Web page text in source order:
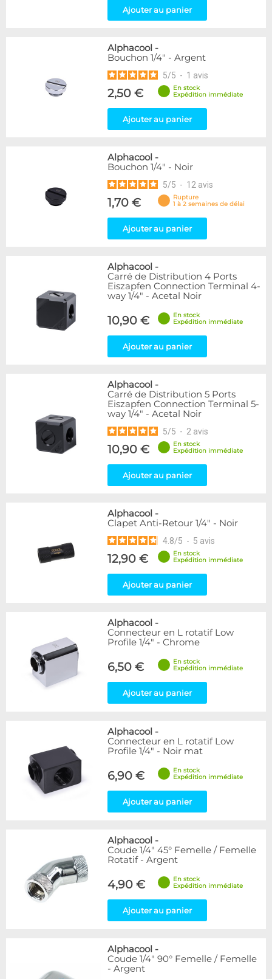
Ajouter au panier
Alphacool -
Bouchon 1/4" - Argent
5/5 - 1 avis
2,50 €
En stock
Expédition immédiate
Ajouter au panier
Alphacool -
Bouchon 1/4" - Noir
5/5 - 12 avis
1,70 €
Rupture
1 à 2 semaines de délai
Ajouter au panier
Alphacool -
Carré de Distribution 4 Ports
Eiszapfen Connection Terminal 4-
way 1/4" - Acetal Noir
10,90 €
En stock
Expédition immédiate
Ajouter au panier
Alphacool -
Carré de Distribution 5 Ports
Eiszapfen Connection Terminal 5-
way 1/4" - Acetal Noir
5/5 - 2 avis
10,90 €
En stock
Expédition immédiate
Ajouter au panier
Alphacool -
Clapet Anti-Retour 1/4" - Noir
4.8/5 - 5 avis
12,90 €
En stock
Expédition immédiate
Ajouter au panier
Alphacool -
Connecteur en L rotatif Low
Profile 1/4" - Chrome
6,50 €
En stock
Expédition immédiate
Ajouter au panier
Alphacool -
Connecteur en L rotatif Low
Profile 1/4" - Noir mat
6,90 €
En stock
Expédition immédiate
Ajouter au panier
Alphacool -
Coude 1/4" 45° Femelle / Femelle
Rotatif - Argent
4,90 €
En stock
Expédition immédiate
Ajouter au panier
Alphacool -
Coude 1/4" 90° Femelle / Femelle
- Argent